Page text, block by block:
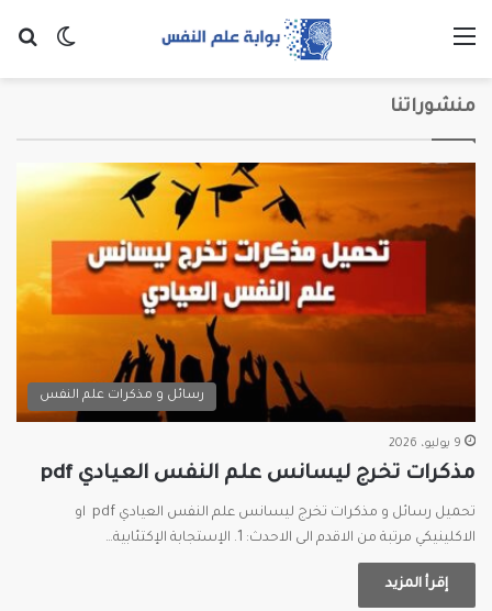
منشوراتنا
رسائل و مذكرات علم النفس
9 يوليو، 2026
مذكرات تخرج ليسانس علم النفس العيادي pdf
تحميل رسائل و مذكرات تخرج ليسانس علم النفس العيادي pdf او
الاكلينيكي مرتبة من الاقدم الى الاحدث: 1. الإستجابة الإكتئابية…
إقرأ المزيد